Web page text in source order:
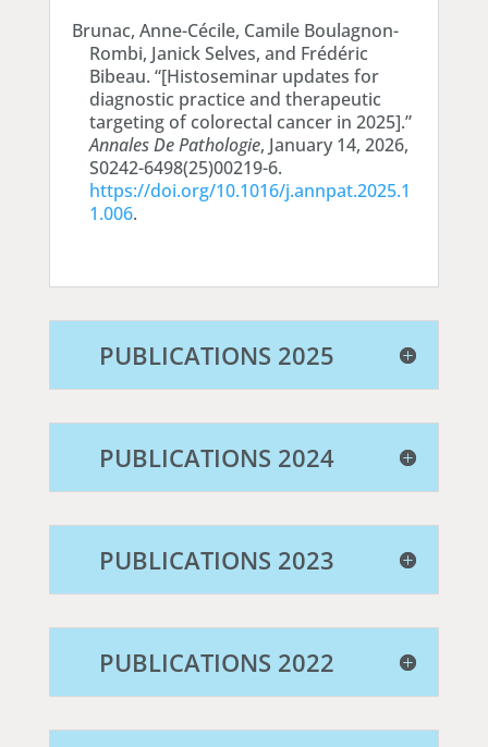
Brunac, Anne-Cécile, Camile Boulagnon-
Rombi, Janick Selves, and Frédéric
Bibeau. “[Histoseminar updates for
diagnostic practice and therapeutic
targeting of colorectal cancer in 2025].”
Annales De Pathologie, January 14, 2026,
S0242-6498(25)00219-6.
https://doi.org/10.1016/j.annpat.2025.1
1.006.
PUBLICATIONS 2025
PUBLICATIONS 2024
PUBLICATIONS 2023
PUBLICATIONS 2022